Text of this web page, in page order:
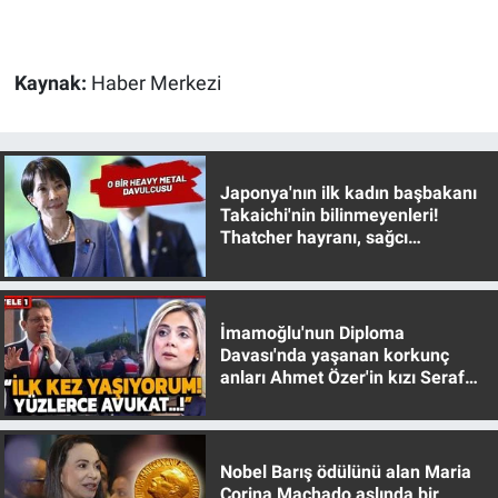
Kaynak: Haber Merkezi
Japonya'nın ilk kadın başbakanı
Takaichi'nin bilinmeyenleri!
Thatcher hayranı, sağcı
İmamoğlu'nun Diploma
Davası'nda yaşanan korkunç
anları Ahmet Özer'in kızı Seraf
Nobel Barış ödülünü alan Maria
Haber
İlan
Kimdir
Koronavirüs
Kültür Sanat
Ne demişti